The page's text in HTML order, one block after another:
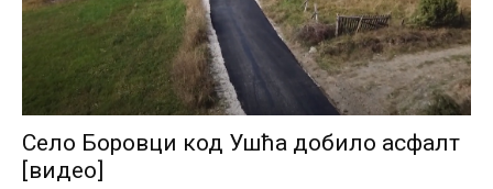
Село Боровци код Ушћа добило асфалт
[видео]